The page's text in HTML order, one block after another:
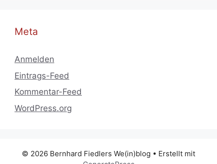
Meta
Anmelden
Eintrags-Feed
Kommentar-Feed
WordPress.org
© 2026 Bernhard Fiedlers We(in)blog • Erstellt mit